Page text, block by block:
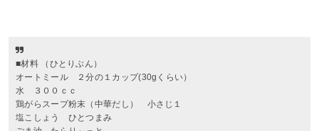
■材料 （ひとりぶん）
オートミール ２分の１カップ(30gくらい）
水 ３００ｃｃ
鶏がらスープ粉末（中華だし） 小さじ１
塩こしょう ひとつまみ